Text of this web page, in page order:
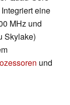
eine
MHz und
Skylake)
und